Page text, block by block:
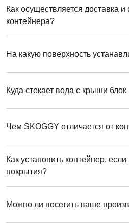
Как осуществляется доставка и
контейнера?
На какую поверхность
Куда стекает вода с крыши
Чем SKOGGY отличается от
Как установить контейнер, если
покрытия?
Можно ли посетить ваше